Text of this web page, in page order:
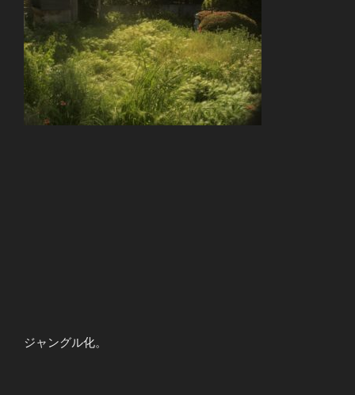
ジャングル化。